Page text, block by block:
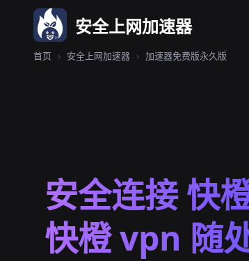
安全上网加速器
首页 › 安全上网加速器 › 加速器免费版永久版
安全连接 快
快橙 vpn 随